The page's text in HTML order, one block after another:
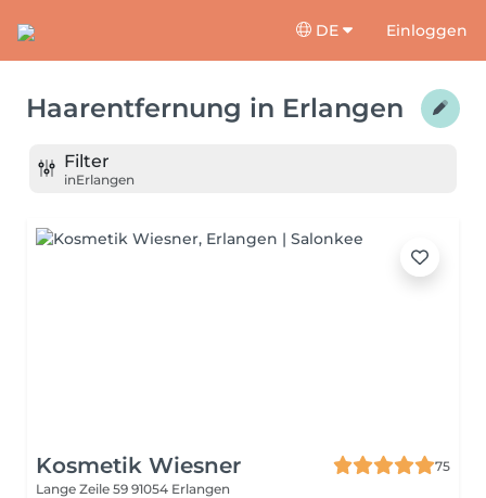
DE Einloggen
Haarentfernung in Erlangen
Filter
inErlangen
Kosmetik Wiesner
75
Lange Zeile 59 91054 Erlangen